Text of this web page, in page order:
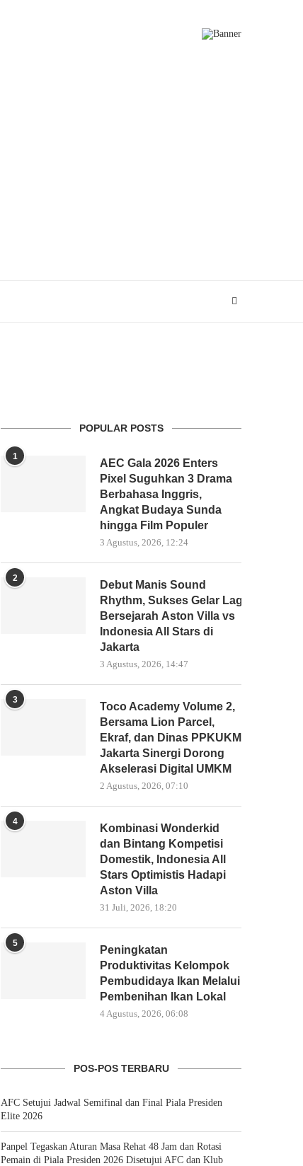
POPULAR POSTS
1
AEC Gala 2026 Enters
Pixel Suguhkan 3 Drama
Berbahasa Inggris,
Angkat Budaya Sunda
hingga Film Populer
3 Agustus, 2026, 12:24
2
Debut Manis Sound
Rhythm, Sukses Gelar Laga
Bersejarah Aston Villa vs
Indonesia All Stars di
Jakarta
3 Agustus, 2026, 14:47
3
Toco Academy Volume 2,
Bersama Lion Parcel,
Ekraf, dan Dinas PPKUKM
Jakarta Sinergi Dorong
Akselerasi Digital UMKM
2 Agustus, 2026, 07:10
4
Kombinasi Wonderkid
dan Bintang Kompetisi
Domestik, Indonesia All
Stars Optimistis Hadapi
Aston Villa
31 Juli, 2026, 18:20
5
Peningkatan
Produktivitas Kelompok
Pembudidaya Ikan Melalui
Pembenihan Ikan Lokal
4 Agustus, 2026, 06:08
POS-POS TERBARU
AFC Setujui Jadwal Semifinal dan Final Piala Presiden
Elite 2026
Panpel Tegaskan Aturan Masa Rehat 48 Jam dan Rotasi
Pemain di Piala Presiden 2026 Disetujui AFC dan Klub